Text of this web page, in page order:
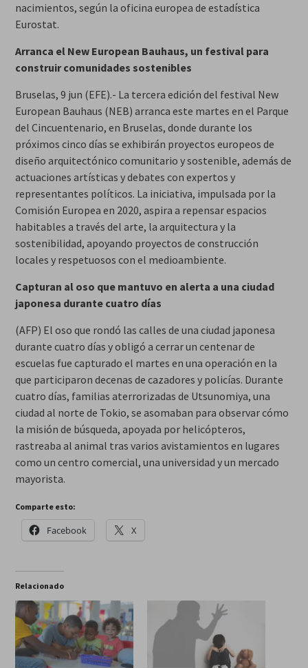
nacimientos, según la oficina europea de estadística
Eurostat.
Arranca el New European Bauhaus, un festival para
construir comunidades sostenibles
Bruselas, 9 jun (EFE).- La tercera edición del festival New
European Bauhaus (NEB) arranca este martes en el Parque
del Cincuentenario, en Bruselas, donde durante los
próximos cinco días se exhibirán proyectos europeos de
diseño arquitectónico comunitario y sostenible, además de
actuaciones artísticas y debates con expertos y
representantes políticos. La iniciativa, impulsada por la
Comisión Europea en 2020, aspira a repensar espacios
habitables a través del arte, la arquitectura y la
sostenibilidad, apoyando proyectos de construcción
locales y respetuosos con el medioambiente.
Capturan al oso que mantuvo en alerta a una ciudad
japonesa durante cuatro días
(AFP) El oso que rondó las calles de una ciudad japonesa
durante cuatro días y obligó a cerrar un centenar de
escuelas fue capturado el martes en una operación en la
que participaron decenas de cazadores y policías. Durante
cuatro días, familias aterrorizadas de Utsunomiya, una
ciudad al norte de Tokio, se asomaban para observar cómo
la misión de búsqueda, apoyada por helicópteros,
rastreaba al animal tras varios avistamientos en lugares
como un centro comercial, una universidad y un mercado
mayorista.
Comparte esto:
Facebook X
Relacionado